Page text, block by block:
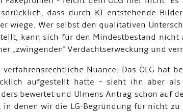
dass durch KI entstehende
wiege. Wer selbst den qualitativen
kann sich für den Mindestbestand nicht
„zwingenden" Verdachtserweckung und
Nuance: Das OLG hat
aufgestellt hatte - sieht ihn aber
bewertet und Ulmens Antrag schon auf
in denen wir die LG-Begründung für nicht zu